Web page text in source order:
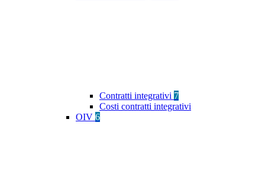
Contratti integrativi 7
Costi contratti integrativi
OIV 6